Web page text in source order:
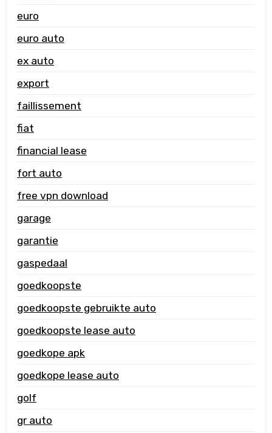
euro
euro auto
ex auto
export
faillissement
fiat
financial lease
fort auto
free vpn download
garage
garantie
gaspedaal
goedkoopste
goedkoopste gebruikte auto
goedkoopste lease auto
goedkope apk
goedkope lease auto
golf
gr auto